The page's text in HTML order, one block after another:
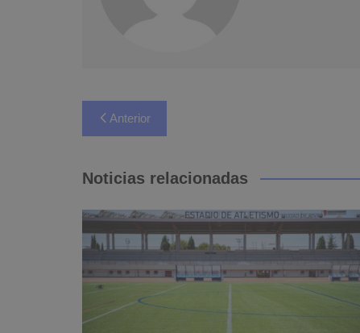
Navegación
de
entradas
Anterior
Noticias relacionadas